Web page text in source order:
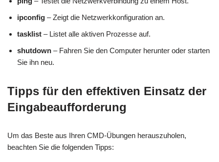
ipconfig – Zeigt die Netzwerkkonfiguration an.
tasklist – Listet alle aktiven Prozesse auf.
shutdown – Fahren Sie den Computer herunter oder starten
Sie ihn neu.
Tipps für den effektiven Einsatz der
Eingabeaufforderung
Um das Beste aus Ihren CMD-Übungen herauszuholen,
beachten Sie die folgenden Tipps: